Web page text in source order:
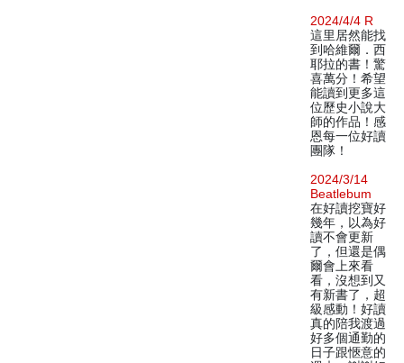
2024/4/4 R
這里居然能找
到哈維爾．西
耶拉的書！驚
喜萬分！希望
能讀到更多這
位歷史小說大
師的作品！感
恩每一位好讀
團隊！
2024/3/14
Beatlebum
在好讀挖寶好
幾年，以為好
讀不會更新
了，但還是偶
爾會上來看
看，沒想到又
有新書了，超
級感動！好讀
真的陪我渡過
好多個通勤的
日子跟愜意的